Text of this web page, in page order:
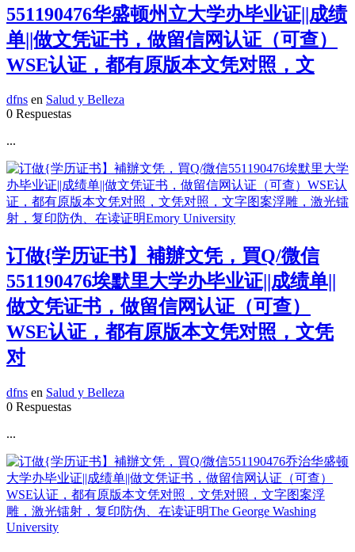
551190476华盛顿州立大学办毕业证||成绩
单||做文凭证书，做留信网认证（可查）
WSE认证，都有原版本文凭对照，文
dfns en Salud y Belleza
0 Respuestas
...
订做{学历证书】補辦文凭，買Q/微信
551190476埃默里大学办毕业证||成绩单||
做文凭证书，做留信网认证（可查）
WSE认证，都有原版本文凭对照，文凭
对
dfns en Salud y Belleza
0 Respuestas
...